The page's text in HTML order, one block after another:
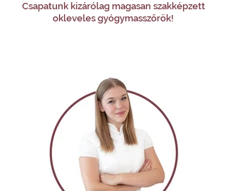
Csapatunk kizárólag magasan szakképzett
okleveles gyógymasszőrök!